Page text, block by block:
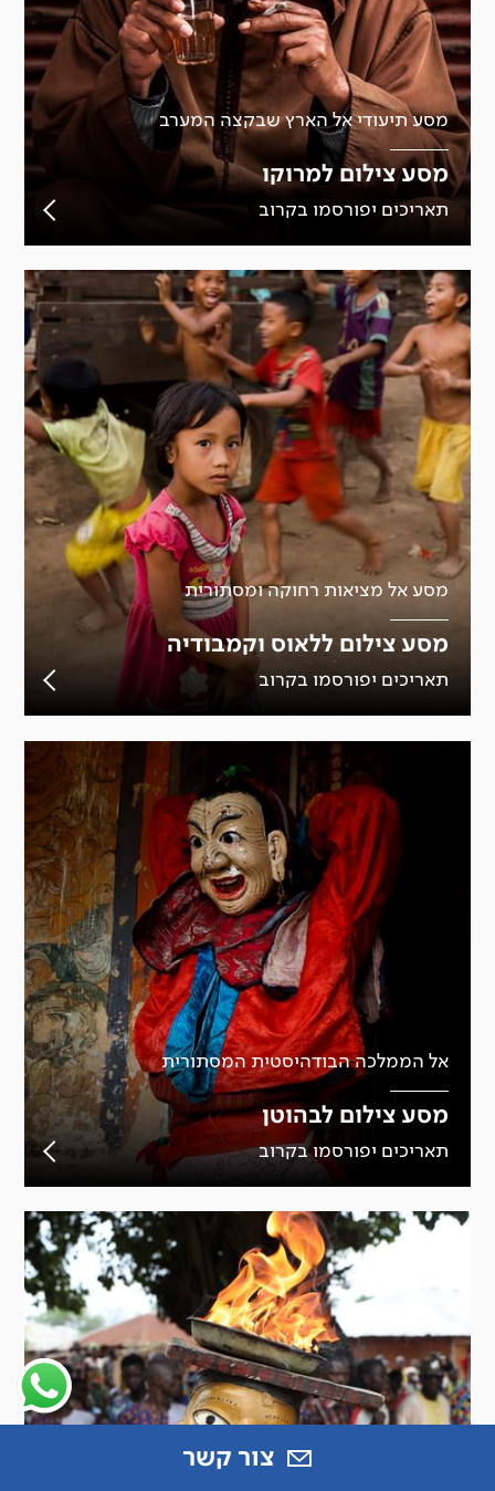
מסע תיעודי אל הארץ שבקצה המערב
מסע צילום למרוקו
תאריכים יפורסמו בקרוב
מסע אל מציאות רחוקה ומסתורית
מסע צילום ללאוס וקמבודיה
תאריכים יפורסמו בקרוב
אל הממלכה הבודהיסטית המסתורית
מסע צילום לבהוטן
תאריכים יפורסמו בקרוב
צור קשר